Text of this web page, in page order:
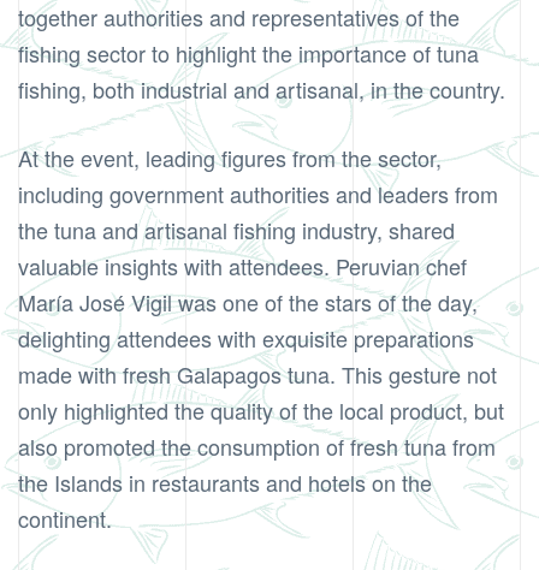
together authorities and representatives of the
fishing sector to highlight the importance of tuna
fishing, both industrial and artisanal, in the country.
At the event, leading figures from the sector,
including government authorities and leaders from
the tuna and artisanal fishing industry, shared
valuable insights with attendees. Peruvian chef
María José Vigil was one of the stars of the day,
delighting attendees with exquisite preparations
made with fresh Galapagos tuna. This gesture not
only highlighted the quality of the local product, but
also promoted the consumption of fresh tuna from
the Islands in restaurants and hotels on the
continent.